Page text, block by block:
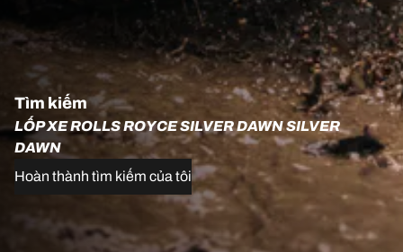
Tìm kiếm
LỐP XE ROLLS ROYCE SILVER DAWN SILVER
DAWN
Hoàn thành tìm kiếm của tôi